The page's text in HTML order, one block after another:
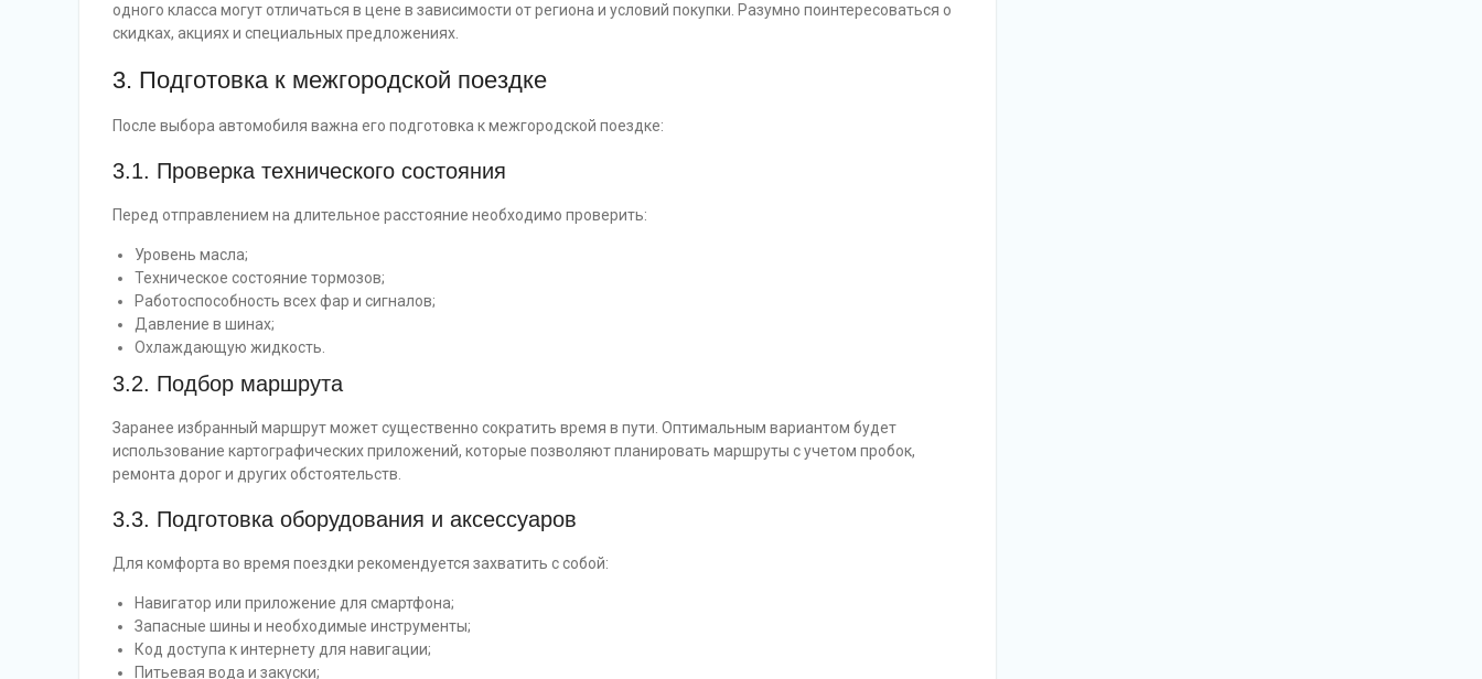
одного класса могут отличаться в цене в зависимости от региона и условий покупки. Разумно поинтересоваться о
скидках, акциях и специальных предложениях.
3. Подготовка к межгородской поездке
После выбора автомобиля важна его подготовка к межгородской поездке:
3.1. Проверка технического состояния
Перед отправлением на длительное расстояние необходимо проверить:
Уровень масла;
Техническое состояние тормозов;
Работоспособность всех фар и сигналов;
Давление в шинах;
Охлаждающую жидкость.
3.2. Подбор маршрута
Заранее избранный маршрут может существенно сократить время в пути. Оптимальным вариантом будет
использование картографических приложений, которые позволяют планировать маршруты с учетом пробок,
ремонта дорог и других обстоятельств.
3.3. Подготовка оборудования и аксессуаров
Для комфорта во время поездки рекомендуется захватить с собой:
Навигатор или приложение для смартфона;
Запасные шины и необходимые инструменты;
Код доступа к интернету для навигации;
Питьевая вода и закуски;